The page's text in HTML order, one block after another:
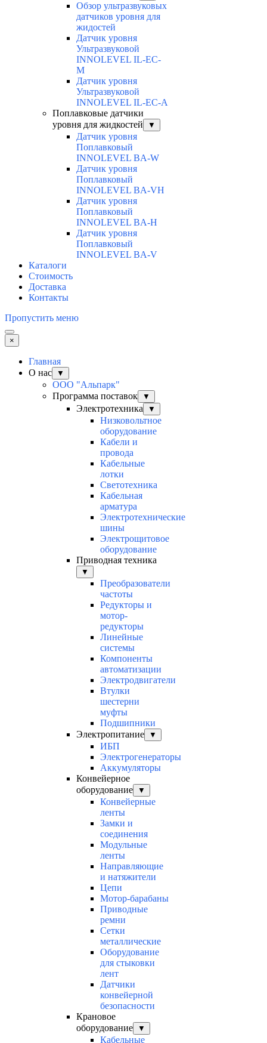
Обзор ультразвуковых
датчиков уровня для
жидостей
Датчик уровня
Ультразвуковой
INNOLEVEL IL-EC-
М
Датчик уровня
Ультразвуковой
INNOLEVEL IL-EC-A
Поплавковые датчики
уровня для жидкостей
▼
Датчик уровня
Поплавковый
INNOLEVEL BA-W
Датчик уровня
Поплавковый
INNOLEVEL BA-VH
Датчик уровня
Поплавковый
INNOLEVEL BA-H
Датчик уровня
Поплавковый
INNOLEVEL BA-V
Каталоги
Стоимость
Доставка
Контакты
Пропустить меню
×
Главная
О нас
▼
ООО "Альпарк"
Программа поставок
▼
Электротехника ▼
Низковольтное
оборудование
Кабели и
провода
Кабельные
лотки
Светотехника
Кабельная
арматура
Электротехнические
шины
Электрощитовое
оборудование
Приводная техника
▼
Преобразователи
частоты
Редукторы и
мотор-
редукторы
Линейные
системы
Компоненты
автоматизации
Электродвигатели
Втулки
шестерни
муфты
Подшипники
Электропитание
▼
ИБП
Электрогенераторы
Аккумуляторы
Конвейерное
оборудование
▼
Конвейерные
ленты
Замки и
соединения
Модульные
ленты
Направляющие
и натяжители
Цепи
Мотор-барабаны
Приводные
ремни
Сетки
металлические
Оборудование
для стыковки
лент
Датчики
конвейерной
безопасности
Крановое
оборудование
▼
Кабельные